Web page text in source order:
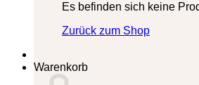
Es befinden sich keine
Zurück zum Shop
Warenkorb